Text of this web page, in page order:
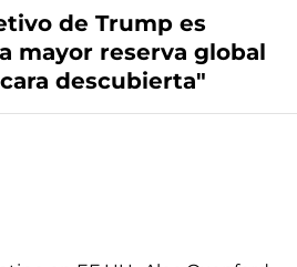
de Trump es
mayor reserva global
descubierta"